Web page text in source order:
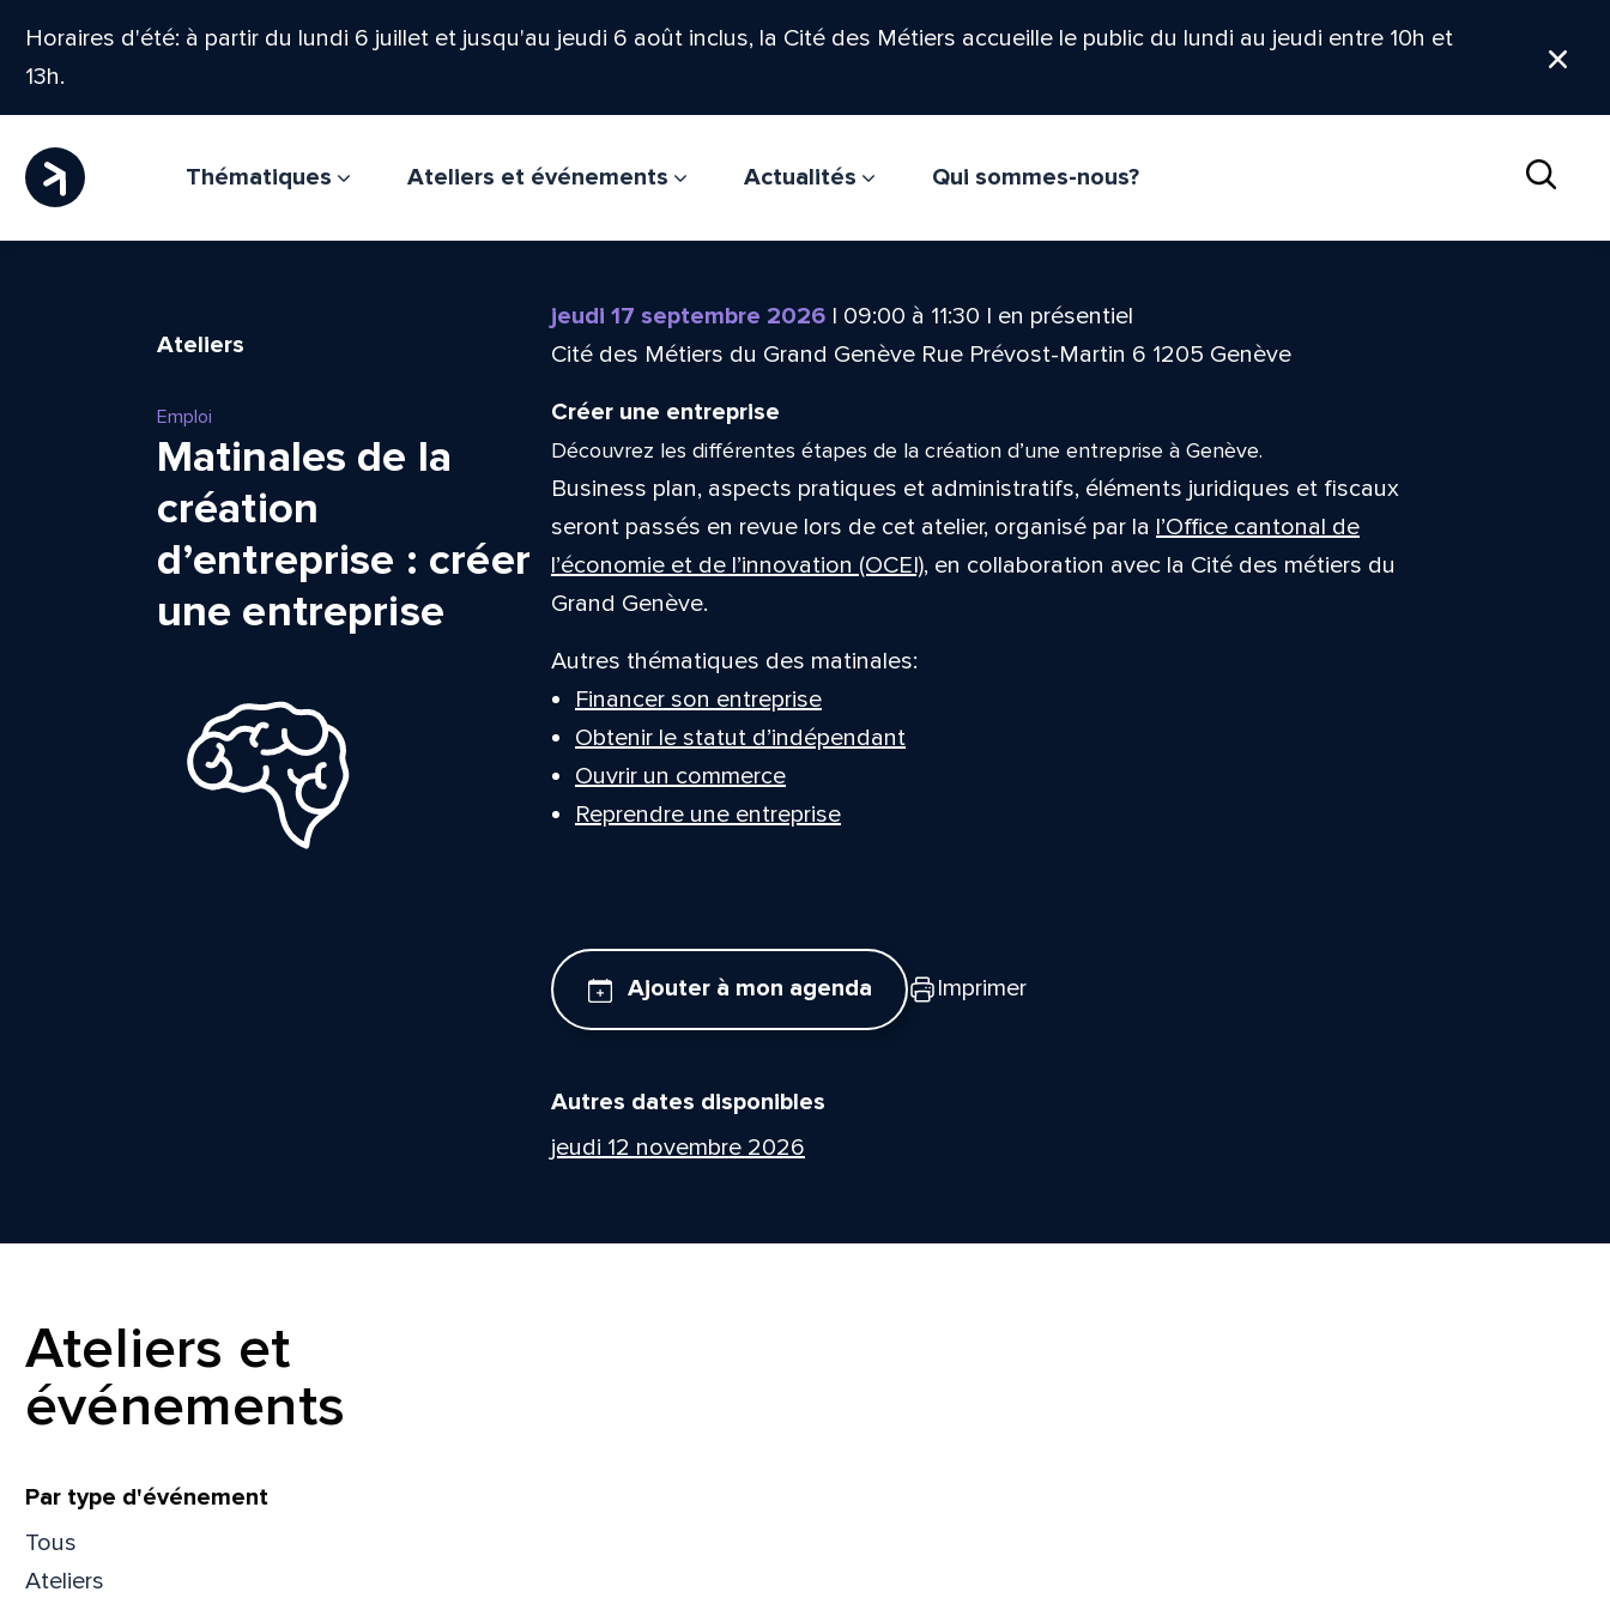
Horaires d'été: à partir du lundi 6 juillet et jusqu'au jeudi 6 août inclus, la Cité des Métiers accueille le public du lundi au jeudi entre 10h et
13h.
Thématiques Ateliers et événements Actualités
Qui sommes-nous?
Ateliers
Emploi
Matinales de la
création
d’entreprise : créer
une entreprise
jeudi 17 septembre 2026| 09:00 à 11:30 | en présentiel
Cité des Métiers du Grand Genève Rue Prévost-Martin 6 1205 Genève
Créer une entreprise
Découvrez les différentes étapes de la création d’une entreprise à Genève.
Business plan, aspects pratiques et administratifs, éléments juridiques et fiscaux
seront passés en revue lors de cet atelier, organisé par la l’Office cantonal de
l’économie et de l’innovation (OCEI), en collaboration avec la Cité des métiers du
Grand Genève.
Autres thématiques des matinales:
Financer son entreprise
Obtenir le statut d’indépendant
Ouvrir un commerce
Reprendre une entreprise
Ajouter à mon agenda Imprimer
Autres dates disponibles
jeudi 12 novembre 2026
Ateliers et
événements
Filtrer
Par type d'événement
Tous
Ateliers